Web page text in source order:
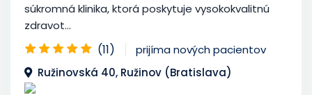
súkromná klinika, ktorá poskytuje vysokokvalitnú
zdravot...
(11)
prijíma nových pacientov
Ružinovská 40, Ružinov (Bratislava)